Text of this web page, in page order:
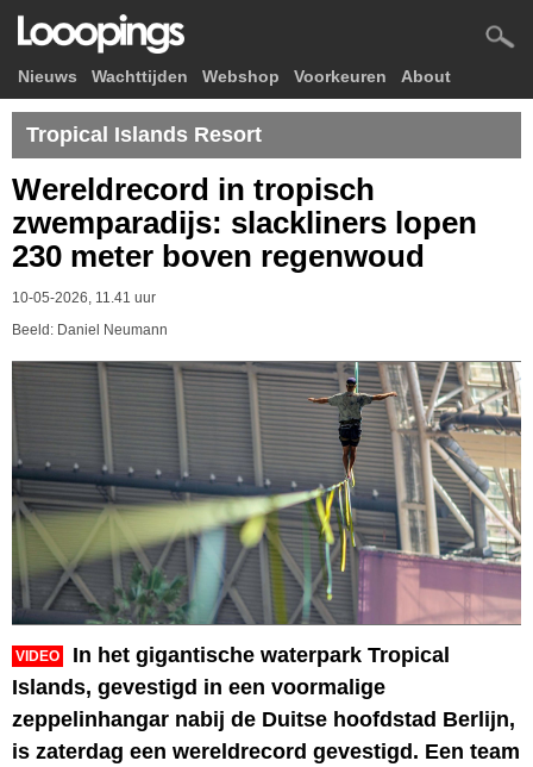
Nieuws Wachttijden Webshop Voorkeuren About
Tropical Islands Resort
Wereldrecord in tropisch
zwemparadijs: slackliners lopen
230 meter boven regenwoud
10-05-2026, 11.41 uur
Beeld: Daniel Neumann
VIDEO
In het gigantische waterpark Tropical
Islands, gevestigd in een voormalige
zeppelinhangar nabij de Duitse hoofdstad Berlijn,
is zaterdag een wereldrecord gevestigd. Een team